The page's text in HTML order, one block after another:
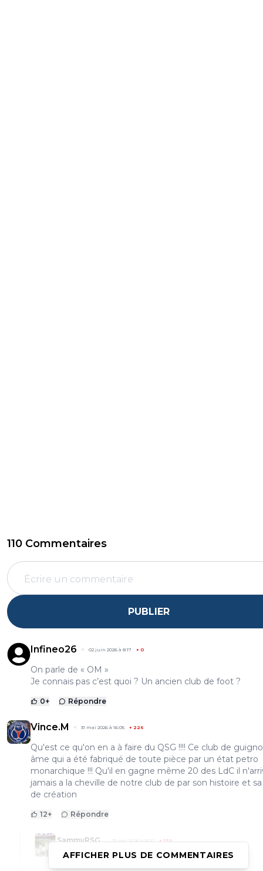
110 Commentaires
PUBLIER
Infineo26 02 juin 2026 à 8:17 + 0
On parle de « OM »
Je connais pas c’est quoi ? Un ancien club de foot ?
0+ Répondre
Vince.M 31 mai 2026 à 16:05 + 226
Qu'est ce qu'on en a à faire du QSG !!!! Ce club de
âme qui a été fabriqué de toute pièce par un état petro
monarchique !!! Qu'il en gagne même 20 des LdC il
jamais a la cheville de notre club de par son histoire et
de création
12+ Répondre
SammyPSG 31 mai 2026 à 16:12 +339
Super seum !!! Merci a toi guignol 😂😂😂😂
AFFICHER PLUS DE COMMENTAIRES